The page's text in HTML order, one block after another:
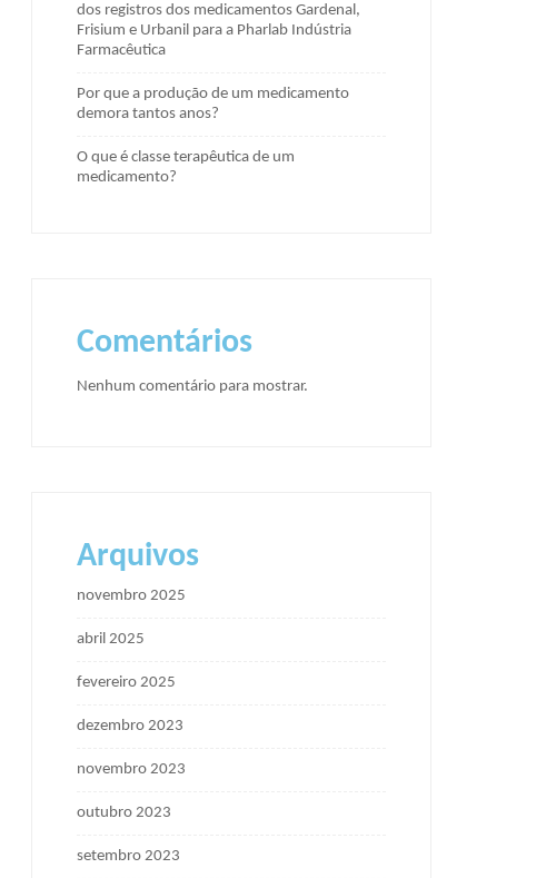
dos registros dos medicamentos Gardenal,
Frisium e Urbanil para a Pharlab Indústria
Farmacêutica
Por que a produção de um medicamento
demora tantos anos?
O que é classe terapêutica de um
medicamento?
Comentários
Nenhum comentário para mostrar.
Arquivos
novembro 2025
abril 2025
fevereiro 2025
dezembro 2023
novembro 2023
outubro 2023
setembro 2023